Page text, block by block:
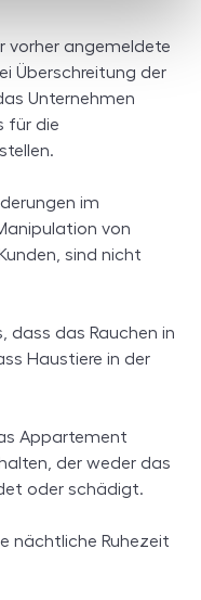
vorher angemeldete
Überschreitung der
Unternehmen
für die
im
von
sind nicht
dass das Rauchen in
Haustiere in der
Appartement
der weder das
oder schädigt.
nächtliche Ruhezeit